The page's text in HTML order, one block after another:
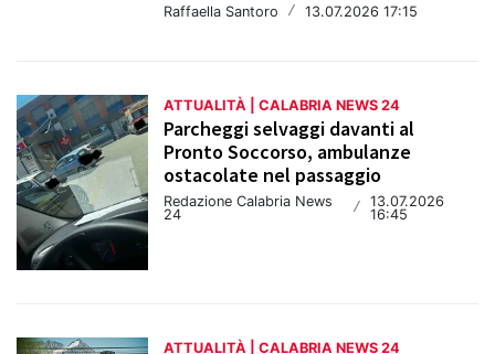
Raffaella Santoro / 13.07.2026 17:15
ATTUALITÀ | CALABRIA NEWS 24
Parcheggi selvaggi davanti al
Pronto Soccorso, ambulanze
ostacolate nel passaggio
Redazione Calabria News
24
/ 13.07.2026
16:45
ATTUALITÀ | CALABRIA NEWS 24